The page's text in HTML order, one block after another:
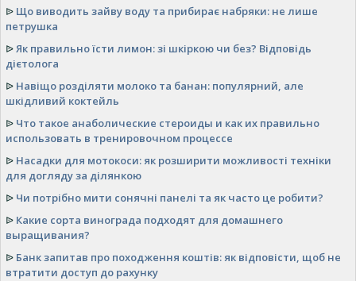
ᐉ Що виводить зайву воду та прибирає набряки: не лише
петрушка
ᐉЯк правильно їсти лимон: зі шкіркою чи без? Відповідь
дієтолога
ᐉ Навіщо розділяти молоко та банан: популярний, але
шкідливий коктейль
ᐉ Что такое анаболические стероиды и как их правильно
использовать в тренировочном процессе
ᐉ Насадки для мотокоси: як розширити можливості техніки
для догляду за ділянкою
ᐉ Чи потрібно мити сонячні панелі та як часто це робити?
ᐉ Какие сорта винограда подходят для домашнего
выращивания?
ᐉ Банк запитав про походження коштів: як відповісти, щоб не
втратити доступ до рахунку